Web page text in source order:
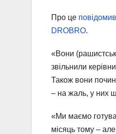
Про це повідомив
DROBRO.
«Вони
звільнили
Також вони
– на жаль, у них
«Ми маємо
місяць тому –